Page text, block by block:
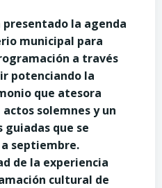
la agenda
municipal para
a través
potenciando la
que atesora
solemnes y un
guiadas que se
septiembre.
de la experiencia
cultural de